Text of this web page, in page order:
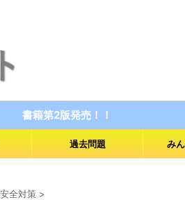
書籍第2版発売！！
過去問題 み
全対策 >